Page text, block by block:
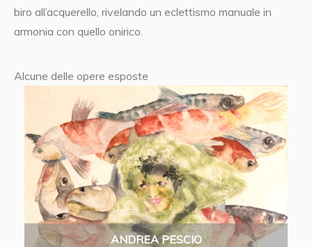
biro all’acquerello, rivelando un eclettismo manuale in
armonia con quello onirico.
Alcune delle opere esposte
ANDREA PESCIO